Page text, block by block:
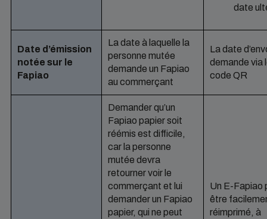
date
Date d’émission
notée sur le
Fapiao
La date à laquelle la
personne mutée
demande un Fapiao
au commerçant
La date
demande via
code QR
Demander qu’un
Fapiao papier soit
réémis est difficile,
car la personne
mutée devra
retourner voir le
commerçant et lui
demander un Fapiao
papier, qui ne peut
Un E-Fapiao
être
réimprimé, à